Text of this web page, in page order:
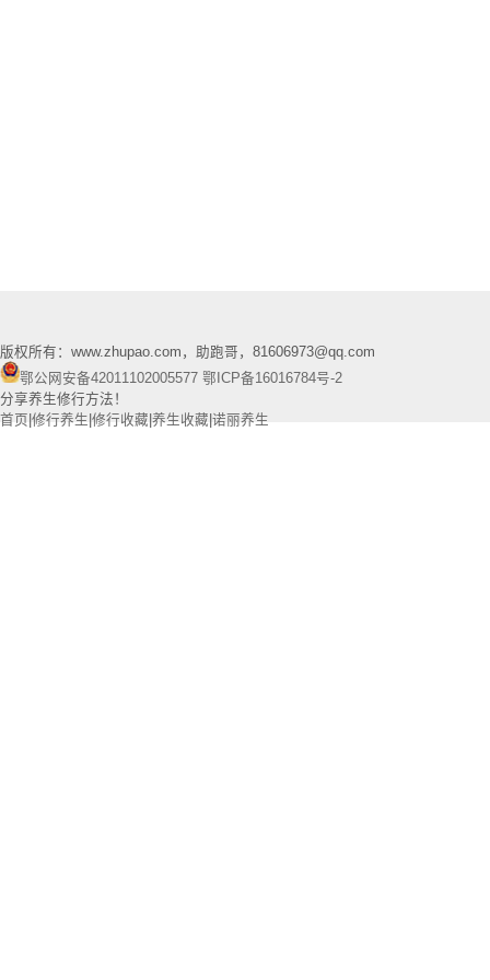
版权所有：www.zhupao.com，助跑哥，81606973@qq.com
鄂公网安备42011102005577 鄂ICP备16016784号-2
分享养生修行方法！
首页 修行养生 修行收藏 养生收藏 诺丽养生